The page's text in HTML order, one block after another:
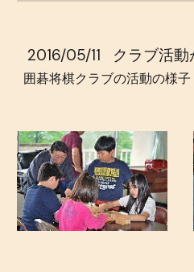
2016/05/11 クラブ活
囲碁将棋クラブの活動の様子